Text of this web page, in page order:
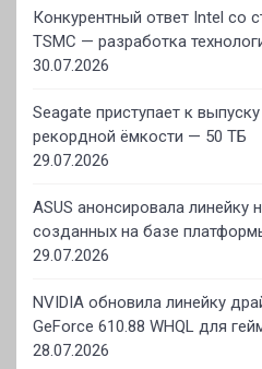
Конкурентный ответ Intel со
TSMC — разработка
30.07.2026
Seagate приступает к
рекордной ёмкости — 50 ТБ
29.07.2026
ASUS анонсировала линейку
созданных на базе
29.07.2026
NVIDIA обновила линейку
GeForce 610.88 WHQL для
28.07.2026